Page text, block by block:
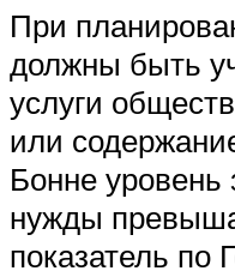
При
должны быть
услуги
или
Бонне уровень
нужды
показатель по